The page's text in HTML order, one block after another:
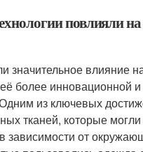
повлияли
значительное влияние
более инновационной и
из ключевых
тканей, которые
в зависимости от